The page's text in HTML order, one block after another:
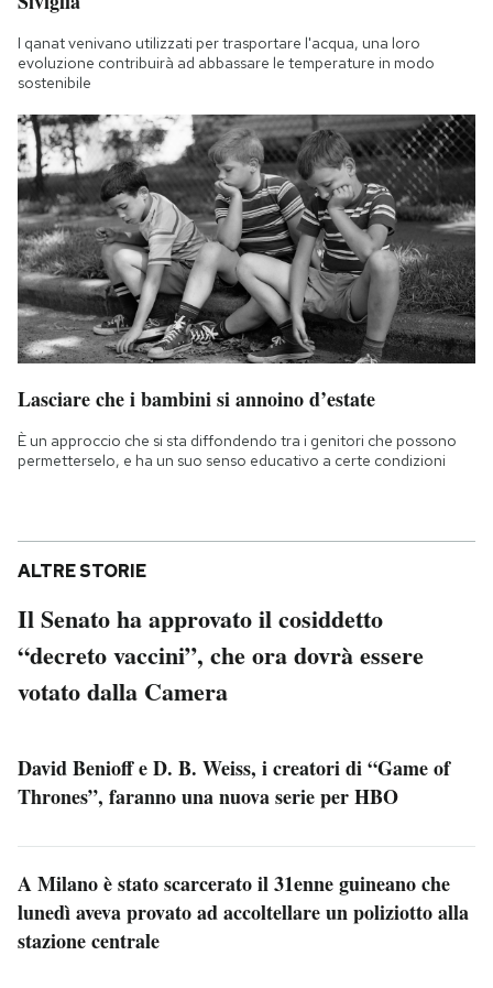
I qanat venivano utilizzati per trasportare l'acqua, una loro
evoluzione contribuirà ad abbassare le temperature in modo
sostenibile
Lasciare che i bambini si annoino d’estate
È un approccio che si sta diffondendo tra i genitori che possono
permetterselo, e ha un suo senso educativo a certe condizioni
ALTRE STORIE
Il Senato ha approvato il cosiddetto
“decreto vaccini”, che ora dovrà essere
votato dalla Camera
David Benioff e D. B. Weiss, i creatori di “Game of
Thrones”, faranno una nuova serie per HBO
A Milano è stato scarcerato il 31enne guineano che
lunedì aveva provato ad accoltellare un poliziotto alla
stazione centrale